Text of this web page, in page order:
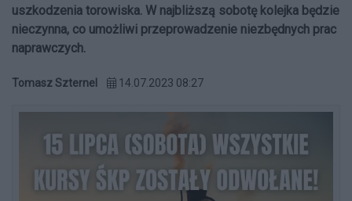
uszkodzenia torowiska. W najbliższą sobotę kolejka będzie
nieczynna, co umożliwi przeprowadzenie niezbędnych prac
naprawczych.
Tomasz Szternel 14.07.2023 08:27